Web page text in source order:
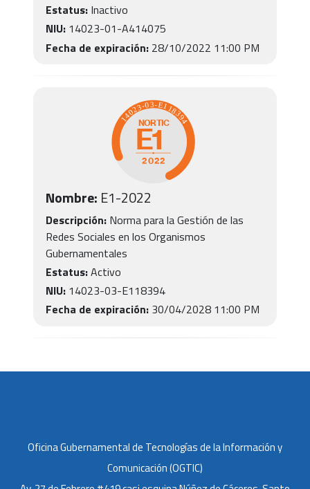
Estatus: Inactivo
NIU: 14023-01-A414075
Fecha de expiración: 28/10/2022 11:00 PM
Nombre: E1-2022
Descripción: Norma para la Gestión de las
Redes Sociales en los Organismos
Gubernamentales
Estatus:Activo
NIU: 14023-03-E118394
Fecha de expiración: 30/04/2028 11:00 PM
Oficina Gubernamental de Tecnologías de la Información y
Comunicación (OGTIC)